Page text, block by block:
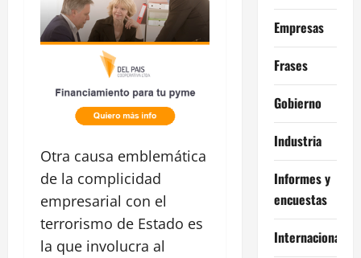
Otra causa emblemática
de la complicidad
empresarial con el
terrorismo de Estado es
la que involucra al
Empresas
Frases
Gobierno
Industria
Informes y
encuestas
Internacional